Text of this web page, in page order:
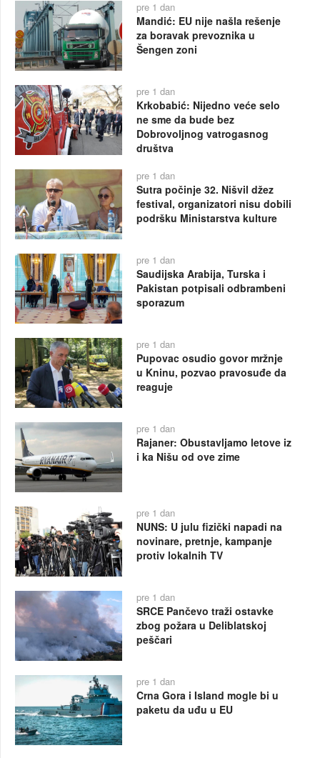
pre 1 dan
Mandić: EU nije našla rešenje
za boravak prevoznika u
Šengen zoni
pre 1 dan
Krkobabić: Nijedno veće selo
ne sme da bude bez
Dobrovoljnog vatrogasnog
društva
pre 1 dan
Sutra počinje 32. Nišvil džez
festival, organizatori nisu dobili
podršku Ministarstva kulture
pre 1 dan
Saudijska Arabija, Turska i
Pakistan potpisali odbrambeni
sporazum
pre 1 dan
Pupovac osudio govor mržnje
u Kninu, pozvao pravosuđe da
reaguje
pre 1 dan
Rajaner: Obustavljamo letove iz
i ka Nišu od ove zime
pre 1 dan
NUNS: U julu fizički napadi na
novinare, pretnje, kampanje
protiv lokalnih TV
pre 1 dan
SRCE Pančevo traži ostavke
zbog požara u Deliblatskoj
peščari
pre 1 dan
Crna Gora i Island mogle bi u
paketu da uđu u EU